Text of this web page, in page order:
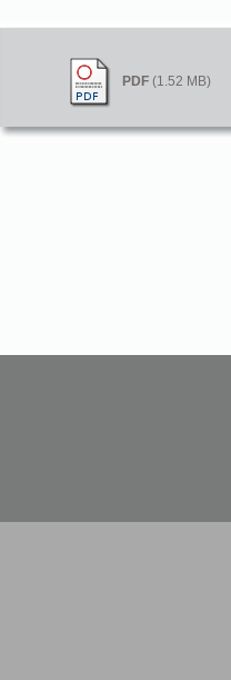
PDF(1.52 MB)